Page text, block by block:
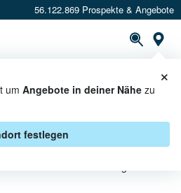
56.122.869 Prospekte & Angebote
um Angebote in deiner Nähe zu
festlegen
×
&